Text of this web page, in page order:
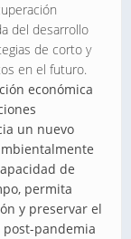
del desarrollo
de corto y
en el futuro.
económica
un nuevo
de
permita
y preservar el
pandemia